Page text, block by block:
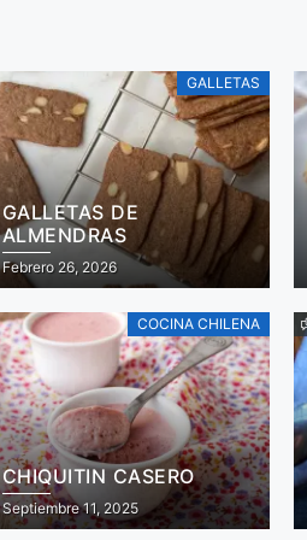
GALLETAS
GALLETAS DE
ALMENDRAS
Febrero 26, 2026
COCINA CHILENA
CHIQUITIN CASERO
Septiembre 11, 2025